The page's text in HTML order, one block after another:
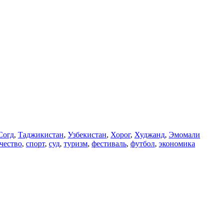
, Таджикистан, Узбекистан, Хорог, Худжанд, Эмомали
, спорт, суд, туризм, фестиваль, футбол, экономика